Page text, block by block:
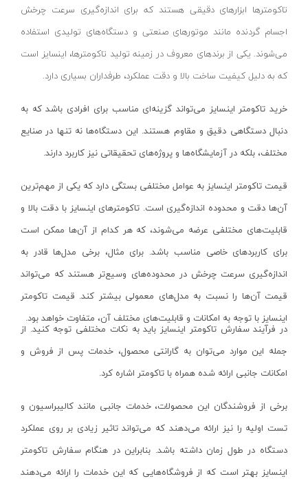
رابط گیج
رابط
آینه بازرسی
پایه نگهدارنده
غلظت‌ سنج
گیج مانومتر
گیج سیم
گیج زاویه‌ سنج
انواع شابلون
غلظت‌سنج
صوت و صدا سنج
زبری سنج
کورنومتر دیجیتال
آب تراز
باسکول
گیج توپی
ذره بین
کیت زیر کاری
ام تی سی-MTC
هیتوچی- HITOCHI
جکسون-JACKSON
رامونا-RAMONA
آنزو- ANZO
کادکس-KADEX
دی سی ای-DCE
پروتک- PROTEC
الکتروژن- ELECTROJEN
شفق-Scheppach
صبا ترانس-saba trans
کارچر-KARCHER
لیان لایت-LIAN LIGHT
تاپ تول-TOPTUL
رپتور - RAPTOR
تاکومترها ابزارهای دقیقی هستند که برای اندازه‌گیری سرعت چرخش
اجسام گردنده مانند موتورهای صنعتی و دستگاه‌های تولیدی استفاده
می‌شوند. یکی از برندهای معروف در زمینه تولید تاکومترها، اینسایز است
که به دلیل کیفیت ساخت بالا و دقت عملکرد، طرفداران بسیاری دارد.
خرید تاکومتر اینسایز می‌تواند گزینه‌ای مناسب برای افرادی باشد که به
دنبال دستگاهی دقیق و مقاوم هستند. این دستگاه‌ها نه تنها در صنایع
مختلف، بلکه در آزمایشگاه‌ها و پروژه‌های تحقیقاتی نیز کاربرد دارند.
قیمت تاکومتر اینسایز به عوامل مختلفی بستگی دارد که یکی از مهم‌ترین
آن‌ها دقت و محدوده اندازه‌گیری است. تاکومترهای اینسایز با دقت بالا و
قابلیت‌های مختلفی عرضه می‌شوند، که هر کدام از آن‌ها ممکن است
برای کاربردهای خاصی مناسب باشد. برای مثال، برخی مدل‌ها قادر به
اندازه‌گیری سرعت چرخش در محدوده‌های وسیع‌تر هستند که می‌تواند
قیمت آن‌ها را نسبت به مدل‌های معمولی بیشتر کند. قیمت تاکومتر
اینسایز با توجه به امکانات و قابلیت‌های مختلف آن، متفاوت خواهد بود.
در فرآیند سفارش تاکومتر اینسایز باید به نکات مختلفی توجه کنید. از
جمله این موارد می‌توان به گارانتی محصول، خدمات پس از فروش و
امکانات جانبی ارائه شده همراه با تاکومتر اشاره کرد.
برخی از فروشندگان این محصولات، خدمات جانبی مانند کالیبراسیون و
تست اولیه را نیز ارائه می‌دهند که می‌تواند تاثیر زیادی بر روی عملکرد
دستگاه در طول زمان داشته باشد. بنابراین در هنگام سفارش تاکومتر
اینسایز بهتر است که از فروشگاه‌هایی که این خدمات را ارائه می‌دهند